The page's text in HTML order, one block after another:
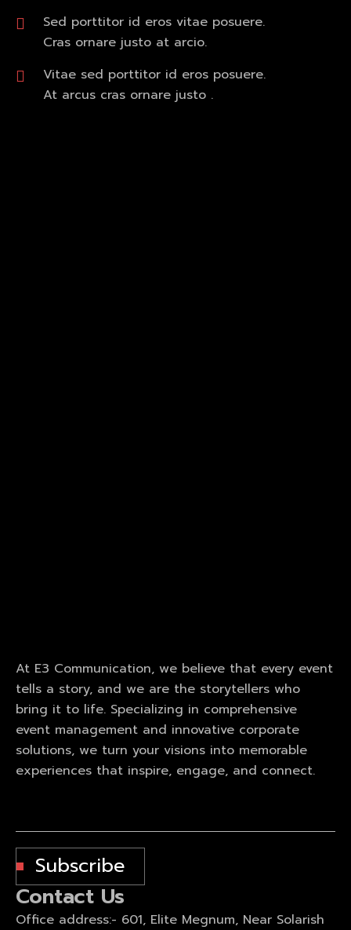
Sed porttitor id eros vitae posuere.
Cras ornare justo at arcio.
Vitae sed porttitor id eros posuere.
At arcus cras ornare justo .
At E3 Communication, we believe that every event
tells a story, and we are the storytellers who
bring it to life. Specializing in comprehensive
event management and innovative corporate
solutions, we turn your visions into memorable
experiences that inspire, engage, and connect.
Subscribe
Contact Us
Office address:- 601, Elite Megnum, Near Solarish